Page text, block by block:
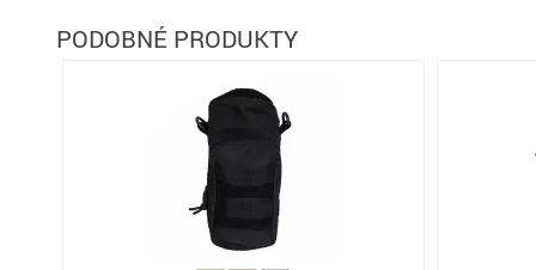
PODOBNÉ PRODUKTY